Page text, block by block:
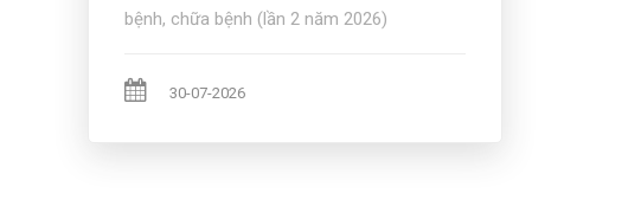
bệnh, chữa bệnh (lần 2 năm 2026)
30-07-2026